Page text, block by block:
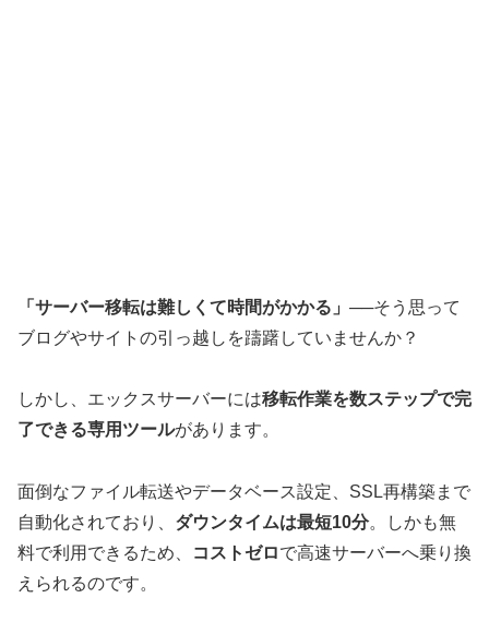
「サーバー移転は難しくて時間がかかる」 ──そう思って
ブログやサイトの引っ越しを躊躇していませんか？
しかし、エックスサーバーには移転作業を数ステップで完
了できる専用ツールがあります。
面倒なファイル転送やデータベース設定、SSL再構築まで
自動化されており、 ダウンタイムは最短10分。しかも無
料で利用できるため、
コストゼロで高速サーバーへ乗り換
えられるのです。